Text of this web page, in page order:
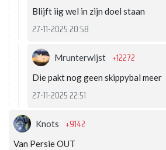
Blijft iig wel in zijn doel staan
27-11-2025 20:58
Mrunterwijst +12272
Die pakt nog geen skippybal meer
27-11-2025 22:51
Knots +9142
Van Persie OUT